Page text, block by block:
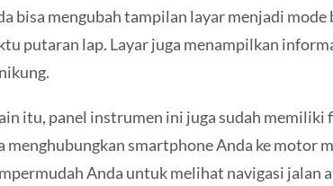
bisa mengubah tampilan layar menjadi
putaran lap. Layar juga menampilkan
itu, panel instrumen ini juga sudah
menghubungkan smartphone Anda ke motor
Anda untuk melihat navigasi jalan